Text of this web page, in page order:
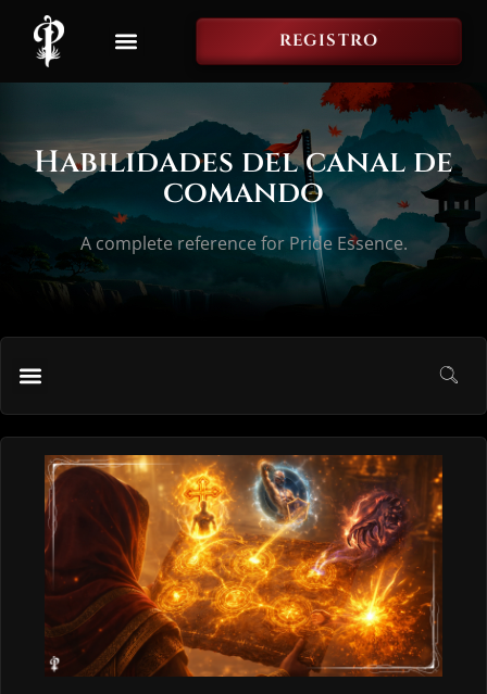
REGISTRO
Habilidades del canal de
comando
A complete reference for Pride Essence.